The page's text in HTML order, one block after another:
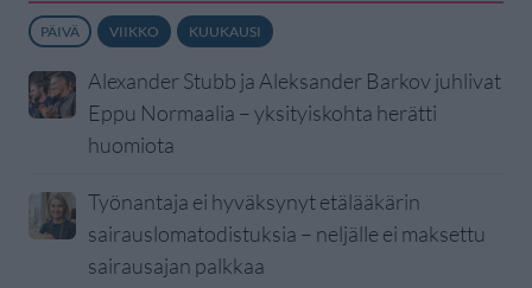
PÄIVÄ VIIKKO KUUKAUSI
Alexander Stubb ja Aleksander Barkov juhlivat
Eppu Normaalia – yksityiskohta herätti
huomiota
Työnantaja ei hyväksynyt etälääkärin
sairauslomatodistuksia – neljälle ei maksettu
sairausajan palkkaa